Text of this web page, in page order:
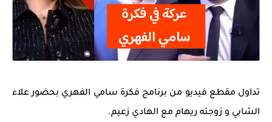
تداول مقطع فيديو من برنامج فكرة سامي الفهري بحضور علاء
الشابي و زوجته ريهام مع الهادي زعيم.